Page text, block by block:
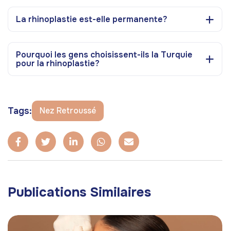
La rhinoplastie est-elle permanente?
Pourquoi les gens choisissent-ils la Turquie
pour la rhinoplastie?
Tags: Nez Retroussé
Publications Similaires